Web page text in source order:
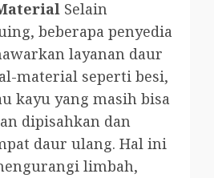
Selain
beberapa penyedia
layanan daur
material seperti besi,
kayu yang masih bisa
dipisahkan dan
daur ulang. Hal ini
limbah,